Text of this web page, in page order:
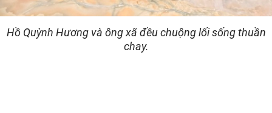
Hồ Quỳnh Hương và ông xã đều chuộng lối sống thuần
chay.